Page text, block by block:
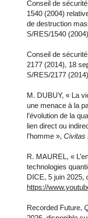
Conseil de
1540 (2004)
de destruction
S/RES/1540
Conseil de
2177 (2014), 18
S/RES/2177
M. DUBUY, « La
une menace à la
l’évolution de la
lien direct ou
l’homme », Civitas
R. MAUREL, «
technologies
DICE, 5 juin 2025,
https://
Recorded Future,